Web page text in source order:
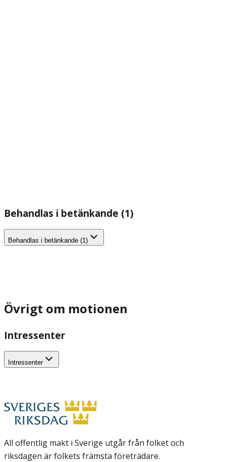
Behandlas i betänkande (1)
Behandlas i betänkande (1)
Övrigt om motionen
Intressenter
Intressenter
All offentlig makt i Sverige utgår från folket och
riksdagen är folkets främsta företrädare.